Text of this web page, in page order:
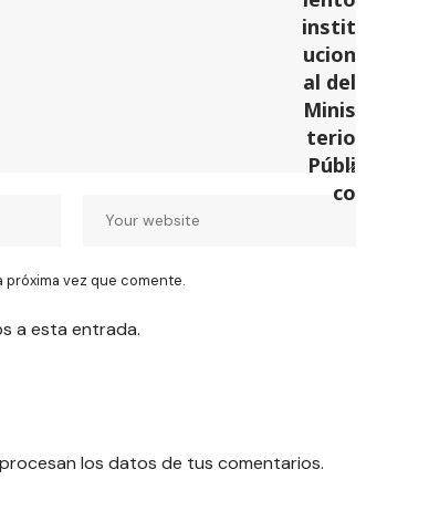
vez que comente.
a esta entrada.
los datos de tus comentarios.